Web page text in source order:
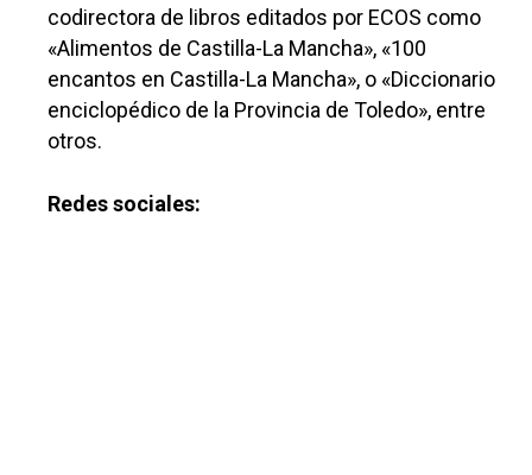
codirectora de libros editados por ECOS como
«Alimentos de Castilla-La Mancha», «100
encantos en Castilla-La Mancha», o «Diccionario
enciclopédico de la Provincia de Toledo», entre
otros.
Redes sociales: